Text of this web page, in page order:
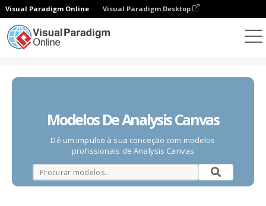
Visual Paradigm Online Visual Paradigm Desktop
Modelos De Analysis Canvas
Dê um impulso à sua conceção com modelos
profissionais de Analysis Canvas